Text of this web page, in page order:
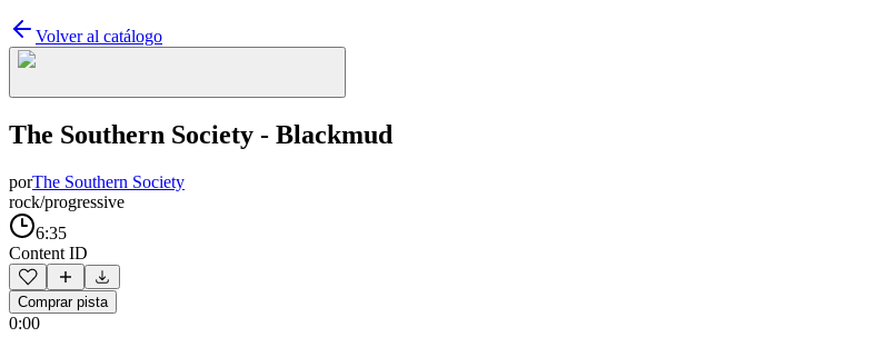
Volver al catálogo
The Southern Society - Blackmud
porThe Southern Society
rock/progressive
6:35
Content ID
Comprar pista
0:00